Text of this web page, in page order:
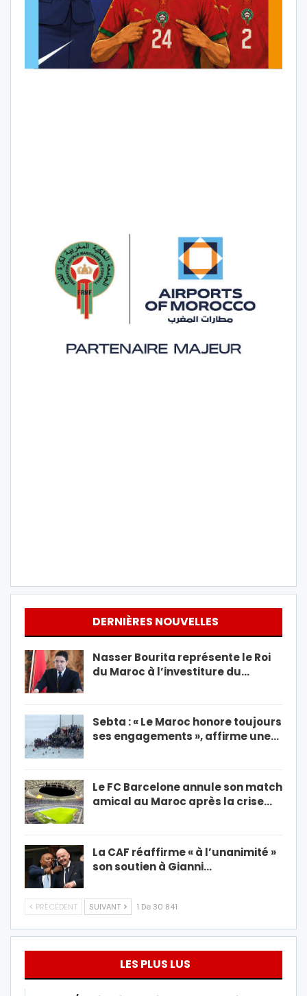
DERNIÈRES NOUVELLES
Nasser Bourita représente le Roi
du Maroc à l’investiture du…
Sebta : « Le Maroc honore toujours
ses engagements », affirme une…
Le FC Barcelone annule son match
amical au Maroc après la crise…
La CAF réaffirme « à l’unanimité »
son soutien à Gianni…
PRÉCÉDENT SUIVANT 1 De 30 841
LES PLUS LUS